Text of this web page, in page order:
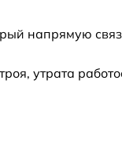
напрямую
утрата